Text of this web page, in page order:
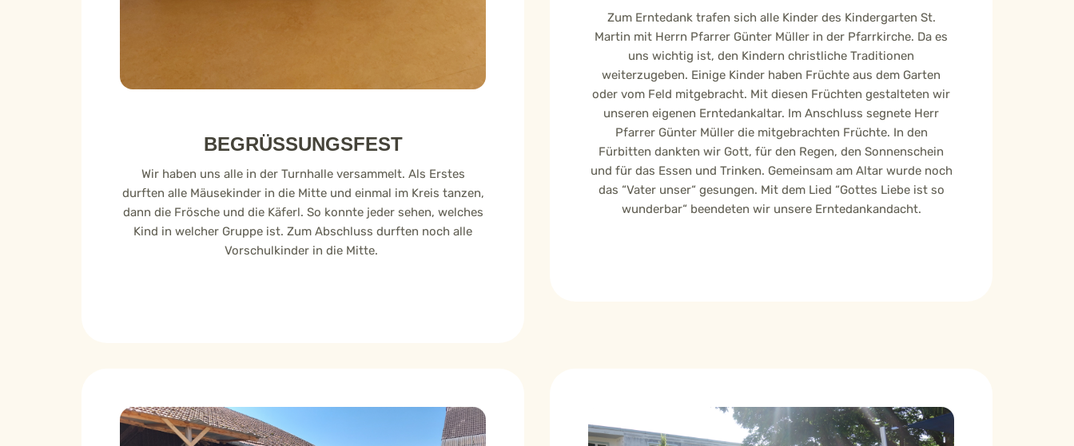
BEGRÜSSUNGSFEST
Wir haben uns alle in der Turnhalle versammelt. Als Erstes
durften alle Mäusekinder in die Mitte und einmal im Kreis tanzen,
dann die Frösche und die Käferl. So konnte jeder sehen, welches
Kind in welcher Gruppe ist. Zum Abschluss durften noch alle
Vorschulkinder in die Mitte.
Zum Erntedank trafen sich alle Kinder des Kindergarten St.
Martin mit Herrn Pfarrer Günter Müller in der Pfarrkirche. Da es
uns wichtig ist, den Kindern christliche Traditionen
weiterzugeben. Einige Kinder haben Früchte aus dem Garten
oder vom Feld mitgebracht. Mit diesen Früchten gestalteten wir
unseren eigenen Erntedankaltar. Im Anschluss segnete Herr
Pfarrer Günter Müller die mitgebrachten Früchte. In den
Fürbitten dankten wir Gott, für den Regen, den Sonnenschein
und für das Essen und Trinken. Gemeinsam am Altar wurde noch
das “Vater unser“ gesungen. Mit dem Lied “Gottes Liebe ist so
wunderbar“ beendeten wir unsere Erntedankandacht.